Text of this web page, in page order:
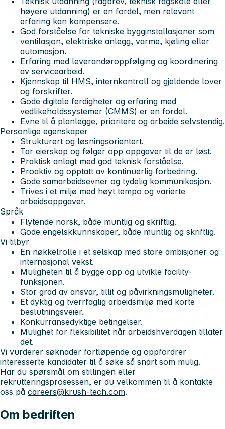
høyere utdanning) er en fordel, men relevant
erfaring kan kompensere.
God forståelse for tekniske bygginstallasjoner som
ventilasjon, elektriske anlegg, varme, kjøling eller
automasjon.
Erfaring med leverandøroppfølging og koordinering
av servicearbeid.
Kjennskap til HMS, internkontroll og gjeldende lover
og forskrifter.
Gode digitale ferdigheter og erfaring med
vedlikeholdssystemer (CMMS) er en fordel.
Evne til å planlegge, prioritere og arbeide selvstendig.
Personlige egenskaper
Strukturert og løsningsorientert.
Tar eierskap og følger opp oppgaver til de er løst.
Praktisk anlagt med god teknisk forståelse.
Proaktiv og opptatt av kontinuerlig forbedring.
Gode samarbeidsevner og tydelig kommunikasjon.
Trives i et miljø med høyt tempo og varierte
arbeidsoppgaver.
Språk
Flytende norsk, både muntlig og skriftlig.
Gode engelskkunnskaper, både muntlig og skriftlig.
Vi tilbyr
En nøkkelrolle i et selskap med store ambisjoner og
internasjonal vekst.
Muligheten til å bygge opp og utvikle facility-
funksjonen.
Stor grad av ansvar, tillit og påvirkningsmuligheter.
Et dyktig og tverrfaglig arbeidsmiljø med korte
beslutningsveier.
Konkurransedyktige betingelser.
Mulighet for fleksibilitet når arbeidshverdagen tillater
det.
Vi vurderer søknader fortløpende og oppfordrer
interesserte kandidater til å søke så snart som mulig.
Har du spørsmål om stillingen eller
rekrutteringsprosessen, er du velkommen til å kontakte
oss på careers@krush-tech.com.
Om bedriften